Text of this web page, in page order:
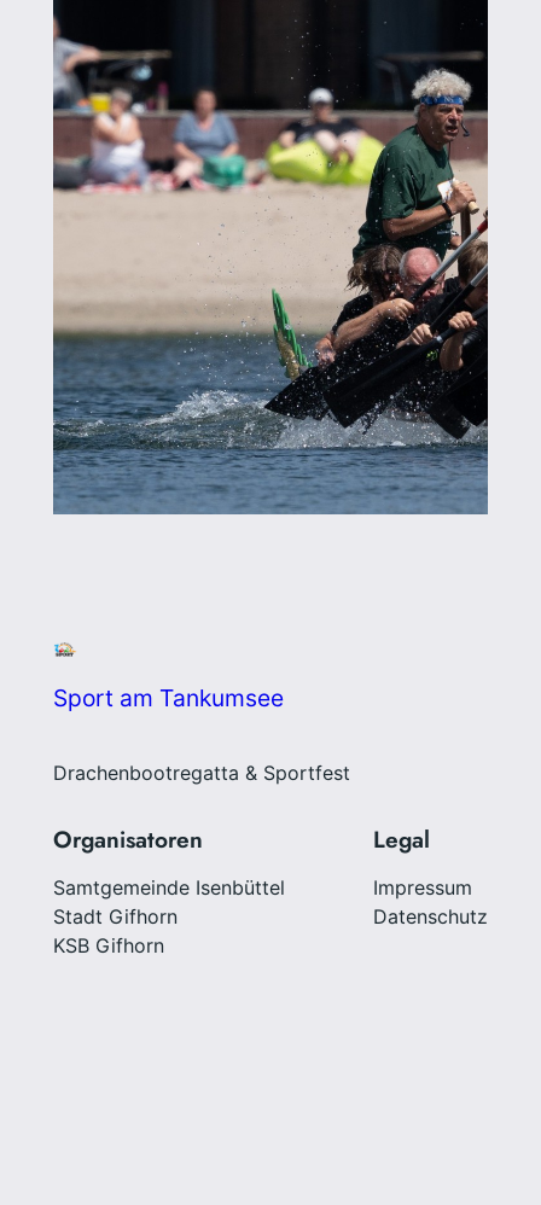
Sport am Tankumsee
Drachenbootregatta & Sportfest
Organisatoren
Samtgemeinde Isenbüttel
Stadt Gifhorn
KSB Gifhorn
Legal
Impressum
Datenschutz